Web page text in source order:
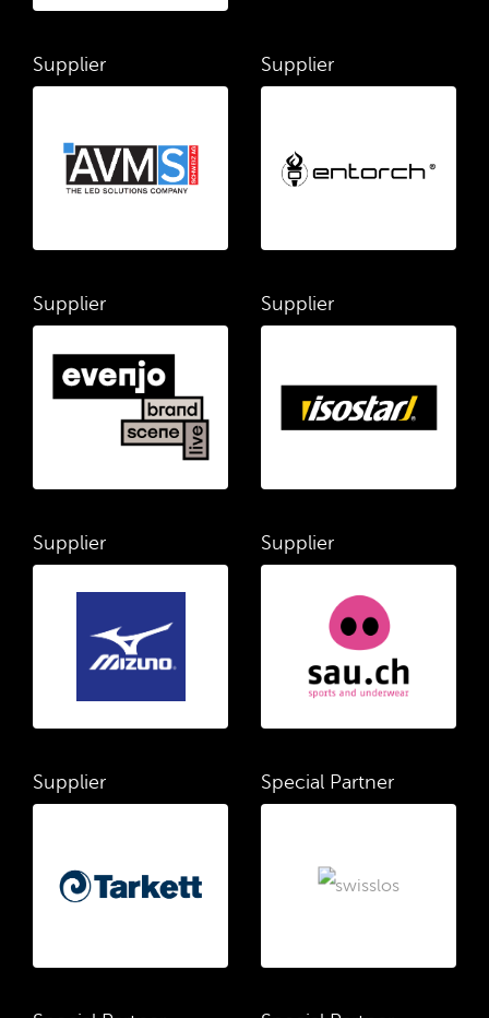
Supplier Supplier
Supplier Supplier
Supplier Supplier
Supplier Special Partner